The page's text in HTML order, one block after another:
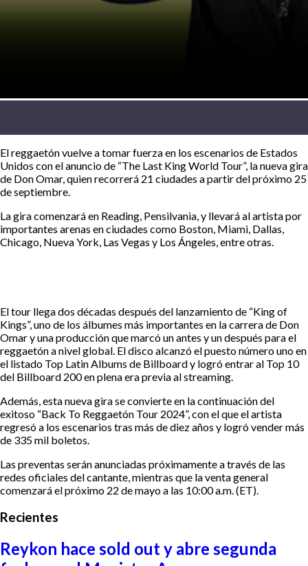
El reggaetón vuelve a tomar fuerza en los escenarios de Estados
Unidos con el anuncio de “The Last King World Tour”, la nueva gira
de Don Omar, quien recorrerá 21 ciudades a partir del próximo 25
de septiembre.
La gira comenzará en Reading, Pensilvania, y llevará al artista por
importantes arenas en ciudades como Boston, Miami, Dallas,
Chicago, Nueva York, Las Vegas y Los Ángeles, entre otras.
El tour llega dos décadas después del lanzamiento de “King of
Kings”, uno de los álbumes más importantes en la carrera de Don
Omar y una producción que marcó un antes y un después para el
reggaetón a nivel global. El disco alcanzó el puesto número uno en
el listado Top Latin Albums de Billboard y logró entrar al Top 10
del Billboard 200 en plena era previa al streaming.
Además, esta nueva gira se convierte en la continuación del
exitoso “Back To Reggaetón Tour 2024”, con el que el artista
regresó a los escenarios tras más de diez años y logró vender más
de 335 mil boletos.
Las preventas serán anunciadas próximamente a través de las
redes oficiales del cantante, mientras que la venta general
comenzará el próximo 22 de mayo a las 10:00 a.m. (ET).
Recientes
Reykon hace sold out y abre segunda